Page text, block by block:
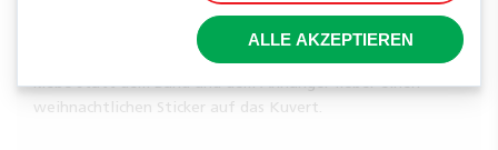
Wenn du die Karte per Post verschicken möchtest,
klebe statt dem Band und dem Anhänger lieber einen
weihnachtlichen Sticker auf das Kuvert.
ALLE AKZEPTIEREN